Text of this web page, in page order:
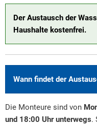
Der Austausch der
Haushalte kostenfrei.
Wann findet der
Die Monteure sind von
und 18:00 Uhr unterwegs.